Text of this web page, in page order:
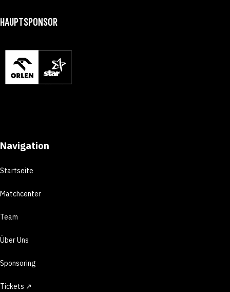
HAUPTSPONSOR
Navigation
Startseite
Matchcenter
Team
Über Uns
Sponsoring
Tickets ↗